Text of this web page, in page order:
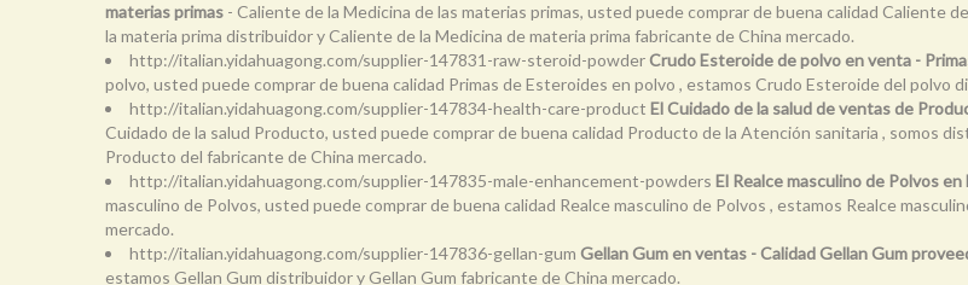
materias primas - Caliente de la Medicina de las materias primas, usted puede comprar de buena calidad Caliente
la materia prima distribuidor y Caliente de la Medicina de materia prima fabricante de China mercado.
http://italian.yidahuagong.com/supplier-147831-raw-steroid-powderCrudo Esteroide de polvo en venta -
polvo, usted puede comprar de buena calidad Primas de Esteroides en polvo , estamos Crudo Esteroide del
http://italian.yidahuagong.com/supplier-147834-health-care-product El Cuidado de la salud de ventas de
Cuidado de la salud Producto, usted puede comprar de buena calidad Producto de la Atención sanitaria , somos
Producto del fabricante de China mercado.
http://italian.yidahuagong.com/supplier-147835-male-enhancement-powders El Realce masculino de Polvos
masculino de Polvos, usted puede comprar de buena calidad Realce masculino de Polvos , estamos Realce
mercado.
http://italian.yidahuagong.com/supplier-147836-gellan-gum Gellan Gum en ventas - Calidad Gellan Gum
estamos Gellan Gum distribuidor y Gellan Gum fabricante de China mercado.